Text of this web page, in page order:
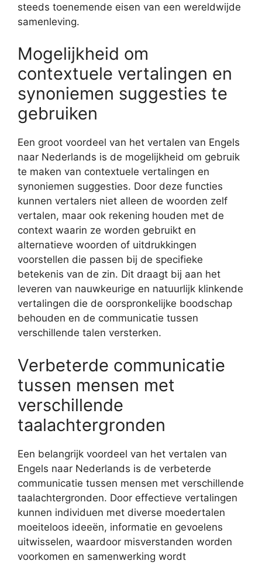
steeds toenemende eisen van een wereldwijde
samenleving.
Mogelijkheid om
contextuele vertalingen en
synoniemen suggesties te
gebruiken
Een groot voordeel van het vertalen van Engels
naar Nederlands is de mogelijkheid om gebruik
te maken van contextuele vertalingen en
synoniemen suggesties. Door deze functies
kunnen vertalers niet alleen de woorden zelf
vertalen, maar ook rekening houden met de
context waarin ze worden gebruikt en
alternatieve woorden of uitdrukkingen
voorstellen die passen bij de specifieke
betekenis van de zin. Dit draagt bij aan het
leveren van nauwkeurige en natuurlijk klinkende
vertalingen die de oorspronkelijke boodschap
behouden en de communicatie tussen
verschillende talen versterken.
Verbeterde communicatie
tussen mensen met
verschillende
taalachtergronden
Een belangrijk voordeel van het vertalen van
Engels naar Nederlands is de verbeterde
communicatie tussen mensen met verschillende
taalachtergronden. Door effectieve vertalingen
kunnen individuen met diverse moedertalen
moeiteloos ideeën, informatie en gevoelens
uitwisselen, waardoor misverstanden worden
voorkomen en samenwerking wordt